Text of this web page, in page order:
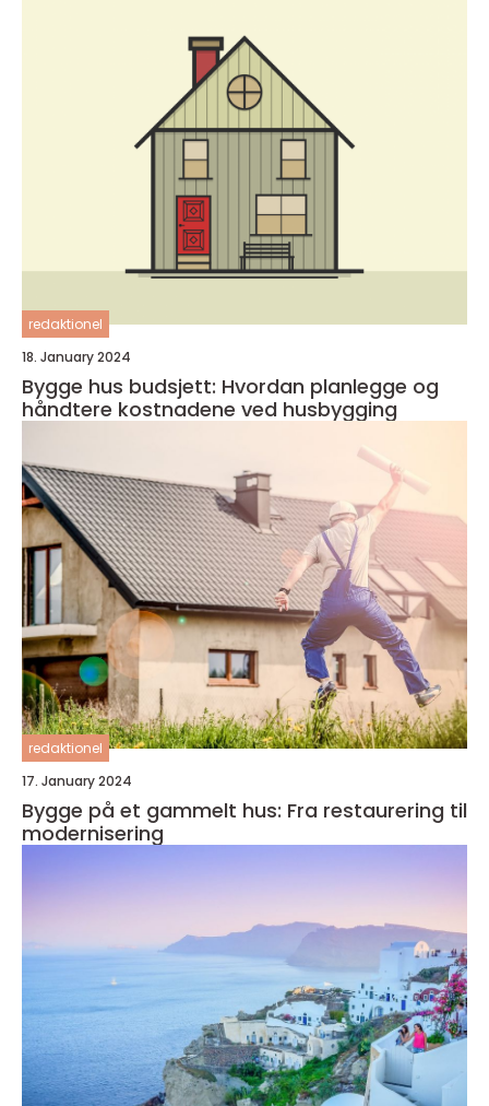
redaktionel
18. January 2024
Bygge hus budsjett: Hvordan planlegge og
håndtere kostnadene ved husbygging
redaktionel
17. January 2024
Bygge på et gammelt hus: Fra restaurering til
modernisering